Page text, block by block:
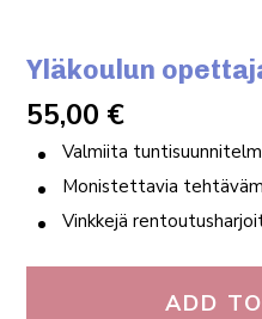
Yläkoulun
55,00 €
Valmiita
Monistettavia
Vinkkejä
ADD